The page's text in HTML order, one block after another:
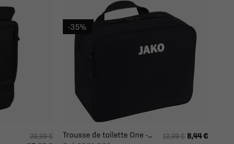
39,99 €
Trousse de toilette One -...
12,99 € 8,44 €
-35%